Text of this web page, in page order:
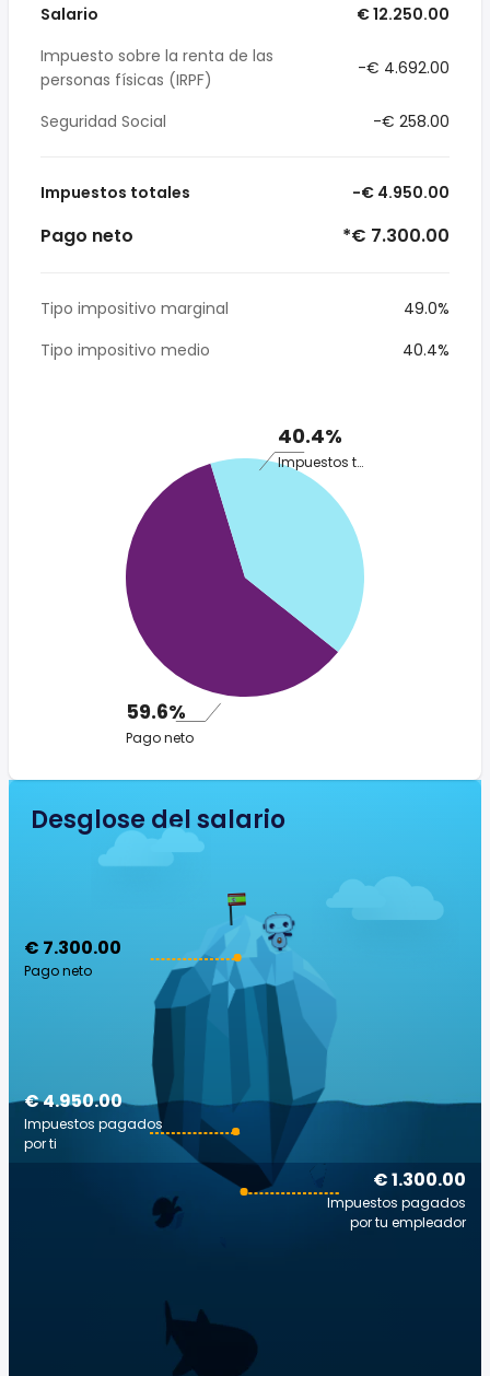
Salario
€ 12.250.00
Impuesto sobre la renta de las
personas físicas (IRPF)
-€ 4.692.00
Seguridad Social -€ 258.00
Impuestos totales -€ 4.950.00
Pago neto *€ 7.300.00
Tipo impositivo marginal
49.0%
Tipo impositivo medio
40.4%
40.4%
Impuestos totales
59.6%
Pago neto
Desglose del salario
€ 7.300.00
Pago neto
€ 1.300.00
Impuestos pagados
por tu empleador
€ 4.950.00
Impuestos pagados
por ti